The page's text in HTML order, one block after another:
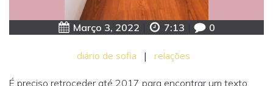
Março 3, 2022 7:13 0
diário de sofia | relações
É preciso retroceder até 2017 para encontrar um texto